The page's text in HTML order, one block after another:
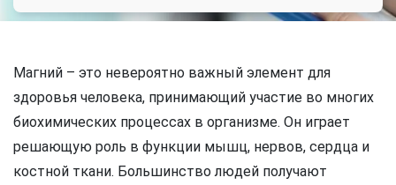
Магний – это невероятно важный элемент для
здоровья человека, принимающий участие во многих
биохимических процессах в организме. Он играет
решающую роль в функции мышц, нервов, сердца и
костной ткани. Большинство людей получают